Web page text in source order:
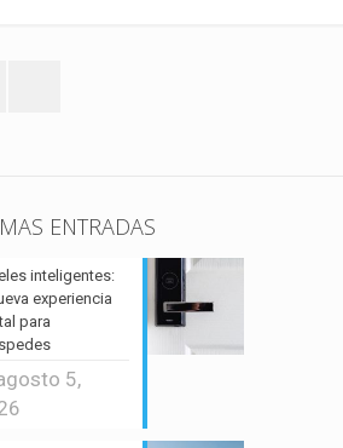
ENTRADAS
inteligentes:
experiencia
para
5,